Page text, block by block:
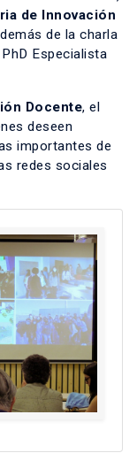
de Innovación
de la charla
Especialista
Docente, el
deseen
importantes de
redes sociales